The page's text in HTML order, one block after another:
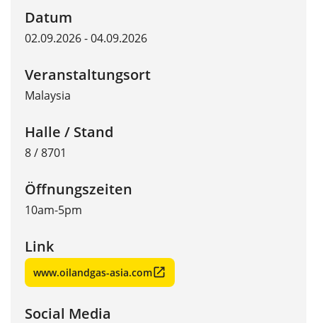
Datum
02.09.2026 - 04.09.2026
Veranstaltungsort
Malaysia
Halle / Stand
8 / 8701
Öffnungszeiten
10am-5pm
Link
www.oilandgas-asia.com
Social Media